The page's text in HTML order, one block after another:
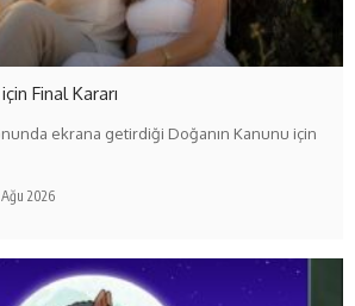
Final Kararı
ekrana getirdiği Doğanın Kanunu için
2026